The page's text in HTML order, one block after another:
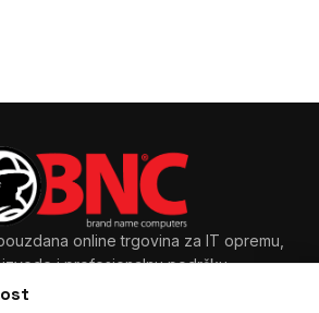
online trgovina za IT opremu,
i profesionalnu podršku.